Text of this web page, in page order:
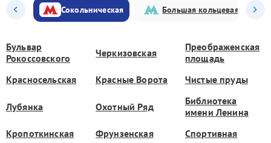
Сокольническая Большая кольцевая
Бульвар
Рокоссовского
Черкизовская
Преображенская
площадь
Красносельская
Красные Ворота Чистые пруды
Лубянка Охотный Ряд
Библиотека
имени Ленина
Кропоткинская
Фрунзенская Спортивная